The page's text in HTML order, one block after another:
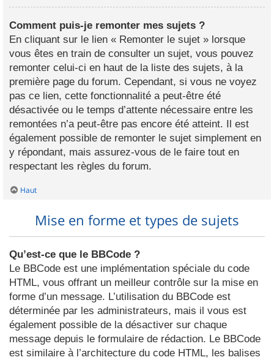
Comment puis-je remonter mes sujets ?
En cliquant sur le lien « Remonter le sujet » lorsque
vous êtes en train de consulter un sujet, vous pouvez
remonter celui-ci en haut de la liste des sujets, à la
première page du forum. Cependant, si vous ne voyez
pas ce lien, cette fonctionnalité a peut-être été
désactivée ou le temps d’attente nécessaire entre les
remontées n’a peut-être pas encore été atteint. Il est
également possible de remonter le sujet simplement en
y répondant, mais assurez-vous de le faire tout en
respectant les règles du forum.
Haut
Mise en forme et types de sujets
Qu’est-ce que le BBCode ?
Le BBCode est une implémentation spéciale du code
HTML, vous offrant un meilleur contrôle sur la mise en
forme d’un message. L’utilisation du BBCode est
déterminée par les administrateurs, mais il vous est
également possible de la désactiver sur chaque
message depuis le formulaire de rédaction. Le BBCode
est similaire à l’architecture du code HTML, les balises